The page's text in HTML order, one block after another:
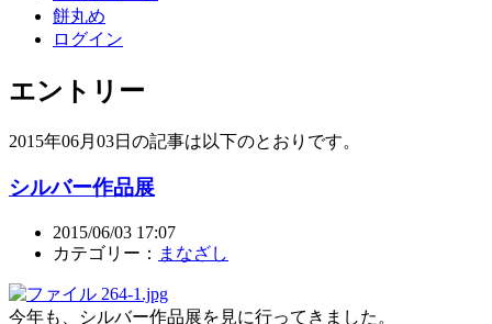
餅丸め
ログイン
エントリー
2015年06月03日の記事は以下のとおりです。
シルバー作品展
2015/06/03 17:07
カテゴリー： まなざし
今年も、シルバー作品展を見に行ってきました。